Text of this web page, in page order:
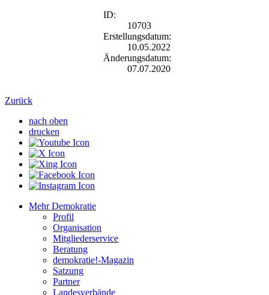
ID:
10703
Erstellungsdatum:
10.05.2022
Änderungsdatum:
07.07.2020
Zurück
nach oben
drucken
Mehr Demokratie
Profil
Organisation
Mitgliederservice
Beratung
demokratie!-Magazin
Satzung
Partner
Landesverbände